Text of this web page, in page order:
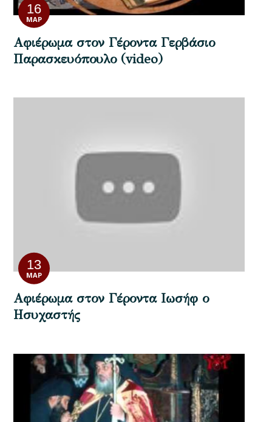
16
ΜΑΡ
Αφιέρωμα στον Γέροντα Γερβάσιο
Παρασκευόπουλο (video)
13
ΜΑΡ
Αφιέρωμα στον Γέροντα Ιωσήφ ο
Ησυχαστής